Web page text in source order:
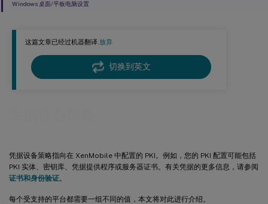
这篇文章已经过机器翻译.放弃
切换到英文
凭据设备策略指向在 XenMobile 中配置的 PKI。例如，您的 PKI 配置可能包括
PKI 实体、密钥库、凭据提供程序或服务器证书。有关凭据的更多信息，请参阅
证书和身份验证。
每个受支持的平台都需要一组不同的值，本文将对此进行介绍。
Windows 桌面/平板电脑设置